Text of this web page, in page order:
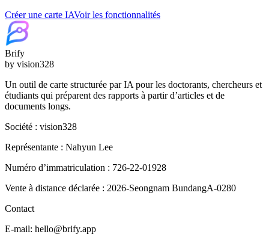
Créer une carte IAVoir les fonctionnalités
Brify
by vision328
Un outil de carte structurée par IA pour les doctorants, chercheurs et
étudiants qui préparent des rapports à partir d’articles et de
documents longs.
Société : vision328
Représentante : Nahyun Lee
Numéro d’immatriculation : 726-22-01928
Vente à distance déclarée : 2026-Seongnam BundangA-0280
Contact
E-mail: hello@brify.app